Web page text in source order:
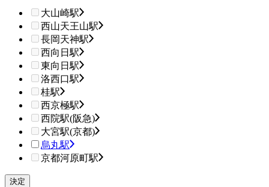
大山崎駅
西山天王山駅
長岡天神駅
西向日駅
東向日駅
洛西口駅
桂駅
西京極駅
西院駅(阪急)
大宮駅(京都)
烏丸駅
京都河原町駅